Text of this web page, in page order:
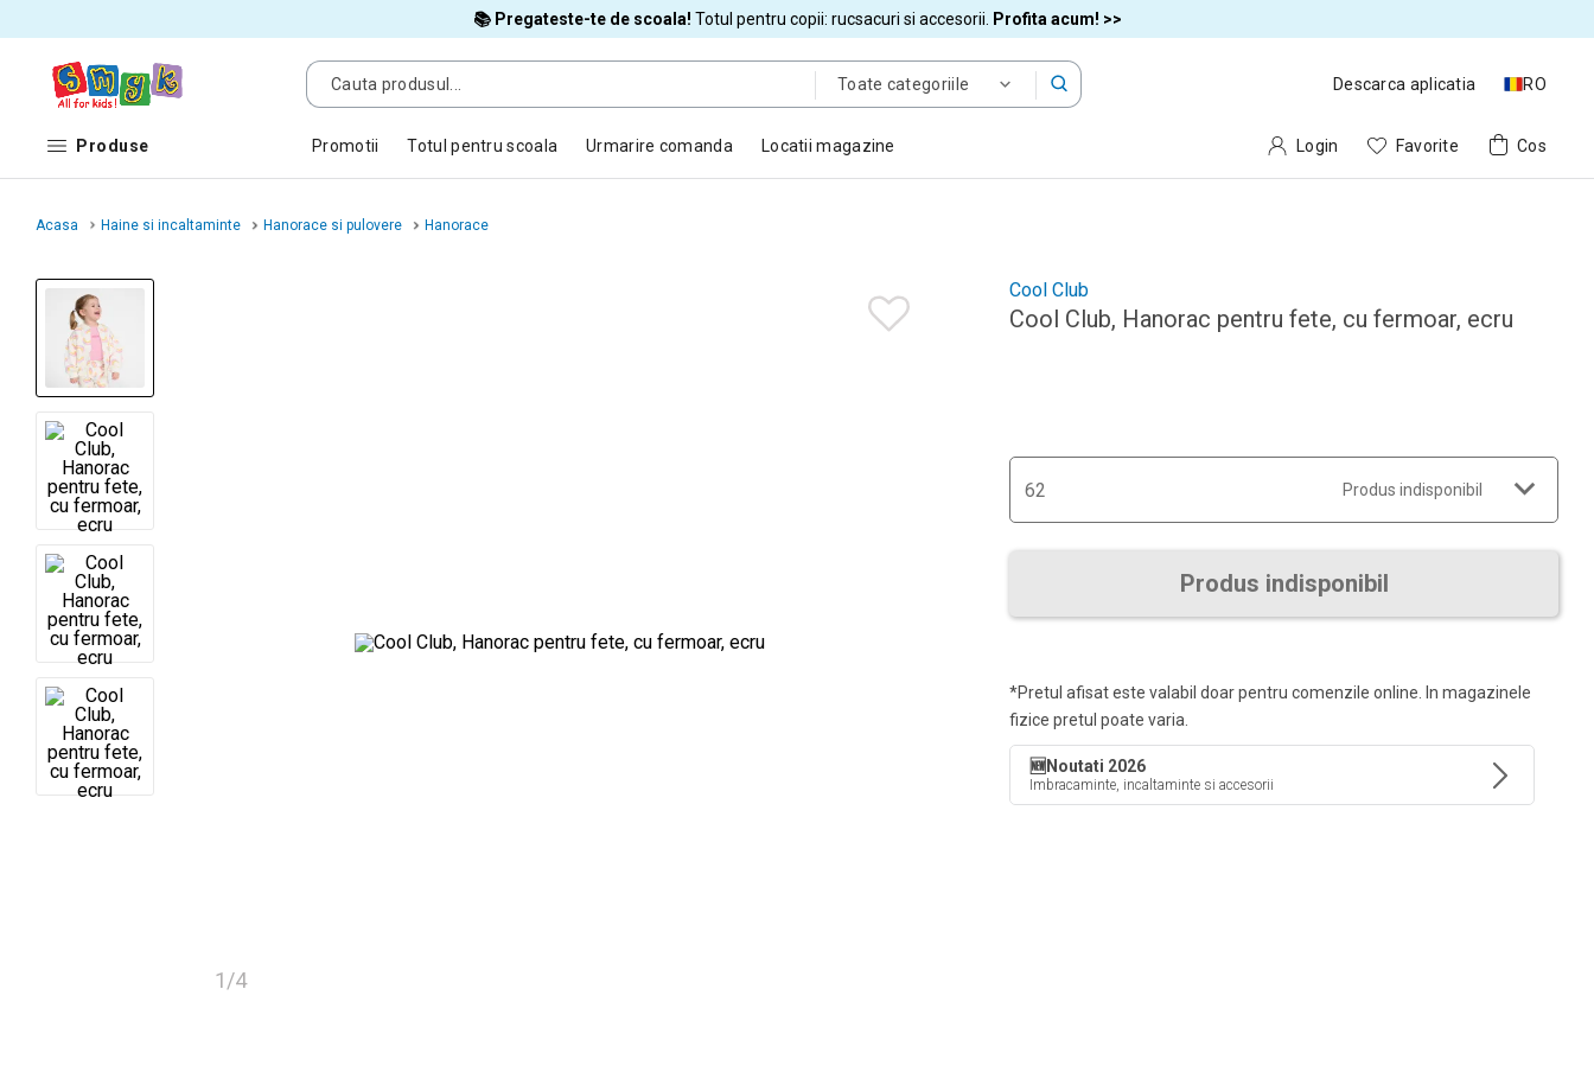
📚 Pregateste-te de scoala! Totul pentru copii: rucsacuri si accesorii. Profita acum! >>
Toate categoriile Descarca aplicatia RO
Produse Promotii Totul pentru scoala Urmarire comanda Locatii magazine Login Favorite Cos
Acasa Haine si incaltaminte Hanorace si pulovere Hanorace
1/4
Cool Club
Cool Club, Hanorac pentru fete, cu fermoar, ecru
62 Produs indisponibil
Produs indisponibil
*Pretul afisat este valabil doar pentru comenzile online. In magazinele
fizice pretul poate varia.
🆕Noutati 2026
Imbracaminte, incaltaminte si accesorii